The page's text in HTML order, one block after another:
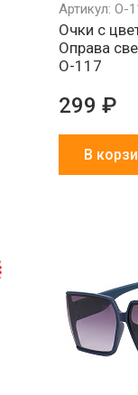
Минимальный
заказ 1000 ₽
Артикул: О-
Очки с
Оправа
О-117
299 ₽
В